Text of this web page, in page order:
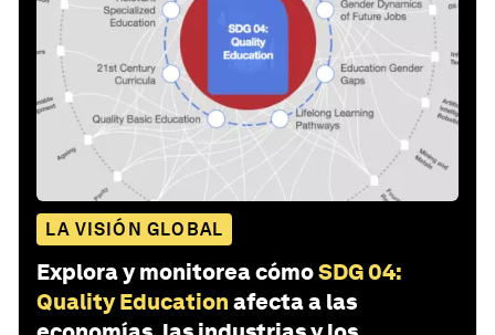
LA VISIÓN GLOBAL
Explora y monitorea cómoSDG 04:
Quality Education afecta a las